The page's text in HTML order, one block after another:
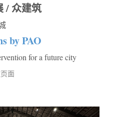
/ 众建筑
by PAO
for a future city
面